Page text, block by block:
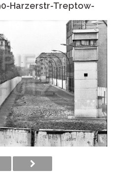
Harzerstr-Treptow-